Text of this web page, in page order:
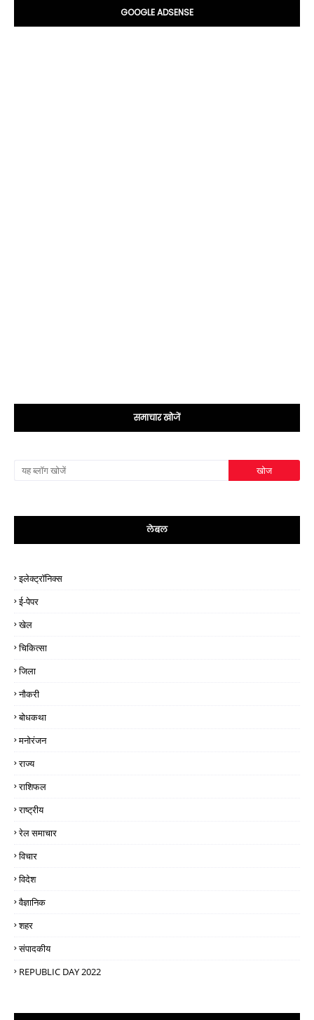
GOOGLE ADSENSE
समाचार खोजें
लेबल
इलेक्ट्रॉनिक्स
ई-पेपर
खेल
चिकित्सा
जिला
नौकरी
बोधकथा
मनोरंजन
राज्य
राशिफल
राष्ट्रीय
रेल समाचार
विचार
विदेश
वैज्ञानिक
शहर
संपादकीय
REPUBLIC DAY 2022